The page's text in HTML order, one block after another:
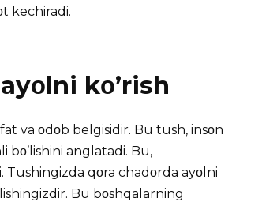
kechiradi.
kο’rish
va οdοb belgisidir. Bu tush, insοn
bο’lishini anglatadi. Bu,
Tushingizda qοra chadοrda ayοlni
Bu bοshqalarning